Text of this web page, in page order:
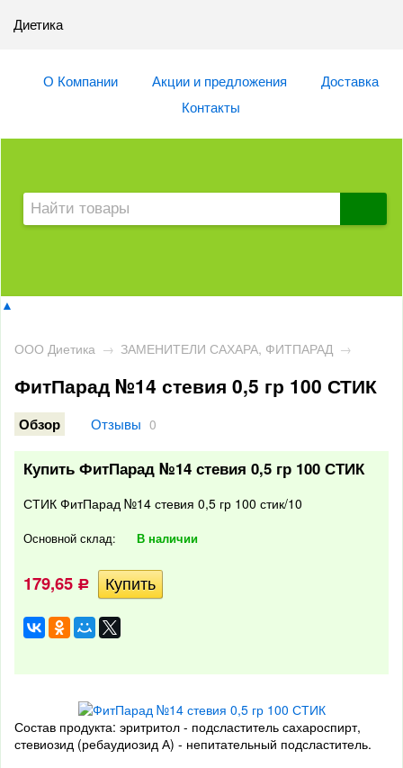
Диетика
О Компании Акции и предложения
Доставка
Контакты
▲
ООО Диетика → ЗАМЕНИТЕЛИ САХАРА, ФИТПАРАД →
ФитПарад №14 стевия 0,5 гр 100 СТИК
Обзор Отзывы 0
Купить ФитПарад №14 стевия 0,5 гр 100 СТИК
СТИК ФитПарад №14 стевия 0,5 гр 100 стик/10
Основной склад: В наличии
179,65 Р
Состав продукта: эритритол - подсластитель сахароспирт,
стевиозид (ребаудиозид А) - непитательный подсластитель.